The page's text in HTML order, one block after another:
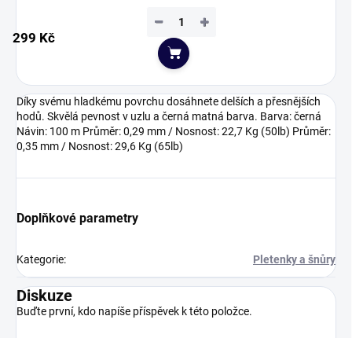
299 Kč
+
−
Do košíku
Díky svému hladkému povrchu dosáhnete delších a přesnějších
hodů. Skvělá pevnost v uzlu a černá matná barva. Barva: černá
Návin: 100 m Průměr: 0,29 mm / Nosnost: 22,7 Kg (50lb) Průměr:
0,35 mm / Nosnost: 29,6 Kg (65lb)
Doplňkové parametry
Kategorie: Pletenky a šnůry
Diskuze
Buďte první, kdo napíše příspěvek k této položce.